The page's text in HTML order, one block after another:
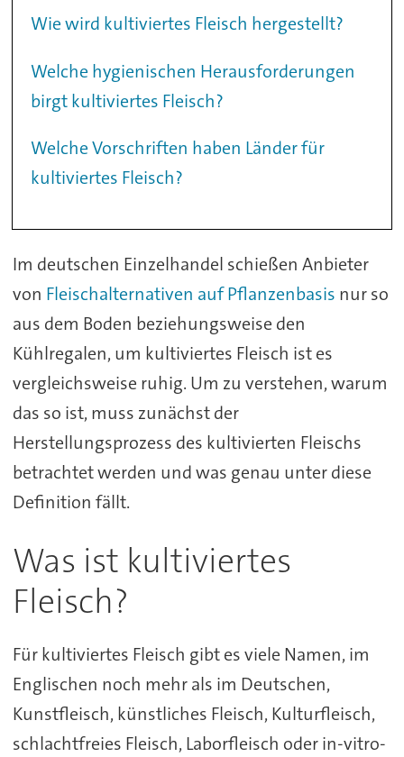
Wie wird kultiviertes Fleisch hergestellt?
Welche hygienischen Herausforderungen
birgt kultiviertes Fleisch?
Welche Vorschriften haben Länder für
kultiviertes Fleisch?
Im deutschen Einzelhandel schießen Anbieter
von Fleischalternativen auf Pflanzenbasis nur so
aus dem Boden beziehungsweise den
Kühlregalen, um kultiviertes Fleisch ist es
vergleichsweise ruhig. Um zu verstehen, warum
das so ist, muss zunächst der
Herstellungsprozess des kultivierten Fleischs
betrachtet werden und was genau unter diese
Definition fällt.
Was ist kultiviertes
Fleisch?
Für kultiviertes Fleisch gibt es viele Namen, im
Englischen noch mehr als im Deutschen,
Kunstfleisch, künstliches Fleisch, Kulturfleisch,
schlachtfreies Fleisch, Laborfleisch oder in-vitro-